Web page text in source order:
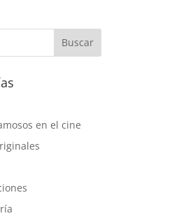
Buscar
en el cine